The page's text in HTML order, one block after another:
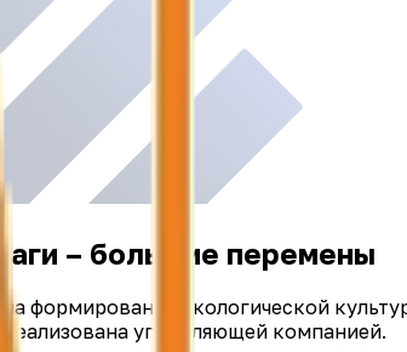
– большие перемены
на формирование экологической
управляющей компанией.